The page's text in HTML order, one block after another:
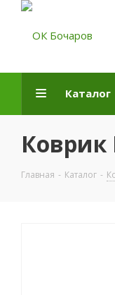
Каталог
Коврик
Главная - Каталог -